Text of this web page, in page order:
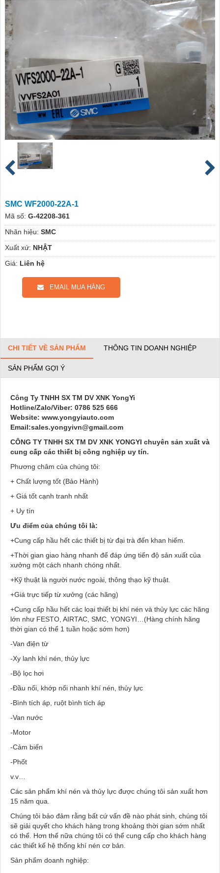
SMC WF2000-22A-1
Mã số: G-42208-361
Nhãn hiệu: SMC
Xuất xứ: NHẬT
Giá: Liên hệ
EMAIL MUA HÀNG
CHI TIẾT VỀ SẢN PHẨM THÔNG TIN DOANH NGHIỆP
SẢN PHẨM GỢI Ý
Công Ty TNHH SX TM DV XNK YongYi
Hotline/Zalo/Viber: 0786 525 666
Website: www.yongyiauto.com
Email:sales.yongyivn@gmail.com
CÔNG TY TNHH SX TM DV XNK YONGYI chuyên sản xuất và
cung cấp các thiết bị công nghiệp uy tín.
Phương châm của chúng tôi:
+ Chất lượng tốt (Bảo Hành)
+ Giá tốt cạnh tranh nhất
+ Uy tín
Ưu điểm của chúng tôi là:
+Cung cấp hầu hết các thiết bị từ đại trà đến khan hiếm.
+Thời gian giao hàng nhanh để đáp ứng tiến độ sản xuất của
xưởng một cách nhanh chóng nhất.
+Kỹ thuật là người nước ngoài, thông thạo kỹ thuật.
+Giá trực tiếp từ xưởng (các hãng)
+Cung cấp hầu hết các loại thiết bị khí nén và thủy lực các hãng
lớn như FESTO, AIRTAC, SMC, YONGYI…(Hàng chính hãng
thời gian có thể 1 tuần hoặc sớm hơn)
-Van điện từ
-Xy lanh khí nén, thủy lực
-Bộ lọc hơi
-Đầu nối, khớp nối nhanh khí nén, thủy lực
-Bình tích áp, ruột bình tích áp
-Van nước
-Motor
-Cảm biến
-Phốt
v.v…
Các sản phẩm khí nén và thủy lực được chúng tôi sản xuất hơn
15 năm qua.
Chúng tôi bảo đảm rằng bất cứ vấn đề nào phát sinh, chúng tôi
sẽ giải quyết cho khách hàng trong khoảng thời gian sớm nhất
có thể. Hơn thế nữa chúng tôi có thể cung cấp cho khách hàng
các thiết kế hệ thống khí nén cơ bản.
Sản phẩm doanh nghiệp: